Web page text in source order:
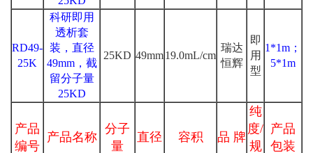
RD49-
25K
科研即用
透析套
装，直径
49mm，截
留分子量
25KD
25KD 49mm19.0mL/cm
瑞达
恒辉
即
用
型
1*1m；
5*1m
产品
编号
产品名称
分子
量
直径 容积 品 牌
纯
度/
规
产品
包装